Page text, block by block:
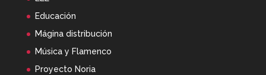
Educación
Mágina distribución
Música y Flamenco
Proyecto Noria